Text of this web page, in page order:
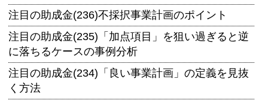
注目の助成金(236)不採択事業計画のポイント
注目の助成金(235)「加点項目」を狙い過ぎると逆
に落ちるケースの事例分析
注目の助成金(234)「良い事業計画」の定義を見抜
く方法